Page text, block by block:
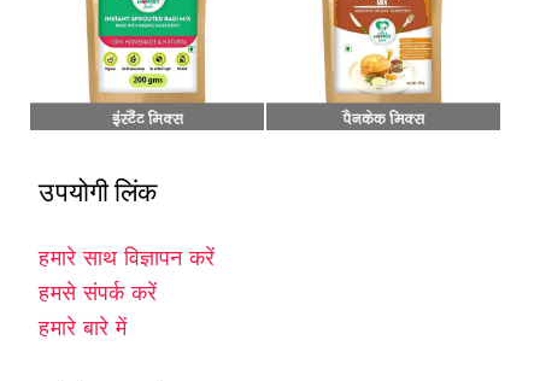
उपयोगी लिंक
हमारे साथ विज्ञापन करें
हमसे संपर्क करें
हमारे बारे में